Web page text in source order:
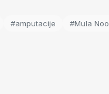
#amputacije #Mula